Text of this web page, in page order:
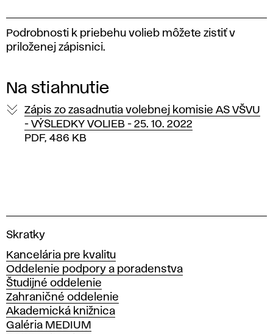
Podrobnosti k priebehu volieb môžete zistiť v
priloženej zápisnici.
Na stiahnutie
Zápis zo zasadnutia volebnej komisie AS VŠVU
- VÝSLEDKY VOLIEB - 25. 10. 2022
PDF, 486 KB
V
s
o
k
á
š
k
Skratky
Kancelária pre kvalitu
Oddelenie podpory a poradenstva
Študijné oddelenie
Zahraničné oddelenie
Akademická knižnica
Galéria MEDIUM